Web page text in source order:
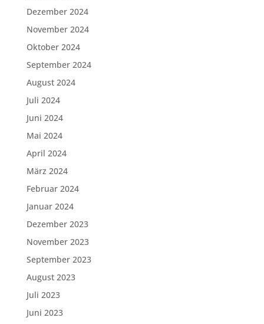
Dezember 2024
November 2024
Oktober 2024
September 2024
August 2024
Juli 2024
Juni 2024
Mai 2024
April 2024
März 2024
Februar 2024
Januar 2024
Dezember 2023
November 2023
September 2023
August 2023
Juli 2023
Juni 2023